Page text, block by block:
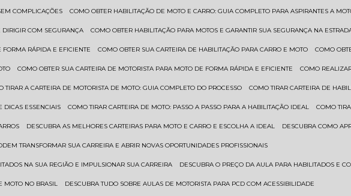
COMPLICAÇÕES COMO OBTER HABILITAÇÃO DE MOTO E CARRO: GUIA COMPLETO PARA ASPIRANTES A
DIRIGIR COM SEGURANÇA COMO OBTER HABILITAÇÃO PARA MOTOS E GARANTIR SUA SEGURANÇA NA
FORMA RÁPIDA E EFICIENTE COMO OBTER SUA CARTEIRA DE HABILITAÇÃO PARA CARRO E MOTO COMO
COMO OBTER SUA CARTEIRA DE MOTORISTA PARA MOTO DE FORMA RÁPIDA E EFICIENTE COMO
TIRAR A CARTEIRA DE MOTORISTA DE MOTO: GUIA COMPLETO DO PROCESSO COMO TIRAR CARTEIRA DE
DICAS ESSENCIAIS COMO TIRAR CARTEIRA DE MOTO: PASSO A PASSO PARA A HABILITAÇÃO IDEAL COMO
DESCUBRA AS MELHORES CARTEIRAS PARA MOTO E CARRO E ESCOLHA A IDEAL DESCUBRA COMO
TRANSFORMAR SUA CARREIRA E ABRIR NOVAS OPORTUNIDADES PROFISSIONAIS
NA SUA REGIÃO E IMPULSIONAR SUA CARREIRA DESCUBRA O PREÇO DA AULA PARA HABILITADOS E
MOTO NO BRASIL DESCUBRA TUDO SOBRE AULAS DE MOTORISTA PARA PCD COM ACESSIBILIDADE